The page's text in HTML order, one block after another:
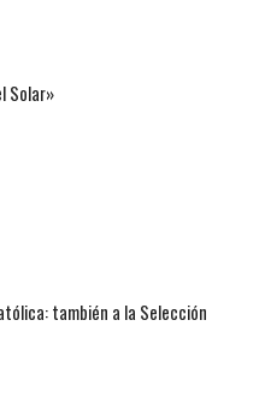
Solar»
también a la Selección